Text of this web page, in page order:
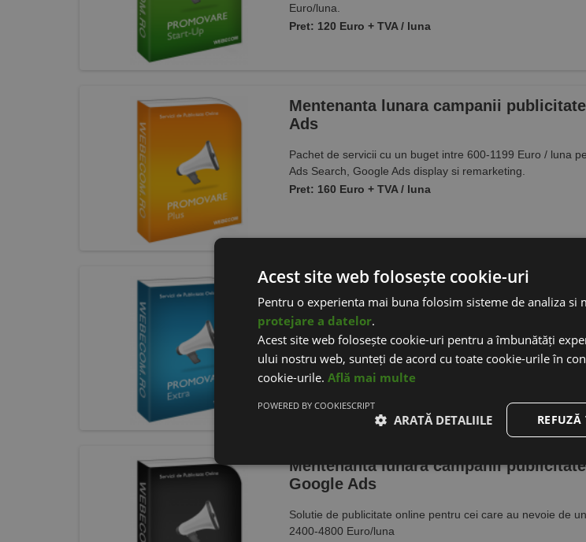
Euro/luna.
Pret: 120 Euro + TVA / luna
Mentenanta lunara campanii
Ads
Pachet de servicii cu un buget intre 600-1199 Euro / luna
Ads Search, Google Ads display si remarketing.
Pret: 160 Euro + TVA / luna
Mentenanta lunara campanii publicitate
Ads
Publicitate pentru magazinele online care doresc sa
intre 1200-2399 Euro / luna in Google Ads
Pret: 240 Euro + TVA / luna
Mentenanta lunara campanii
Google Ads
Solutie de publicitate online pentru cei care au nevoie de
2400-4800 Euro/luna
Acest site web folosește cookie-uri
Pentru o experienta mai buna folosim sisteme de analiza si
protejare a datelor.
Acest site web folosește cookie-uri pentru a îmbunătăți
ului nostru web, sunteți de acord cu toate cookie-urile în
cookie-urile. Află mai multe
REFUZĂ
ARATĂ DETALIILE
POWERED BY COOKIESCRIPT